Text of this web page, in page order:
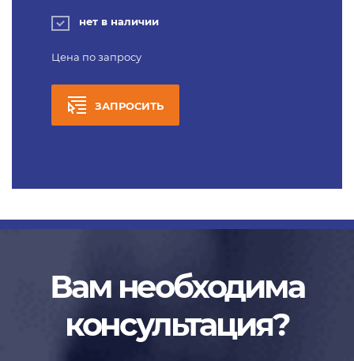
нет в наличии
Цена по запросу
ЗАПРОСИТЬ
Вам необходима
консультация?